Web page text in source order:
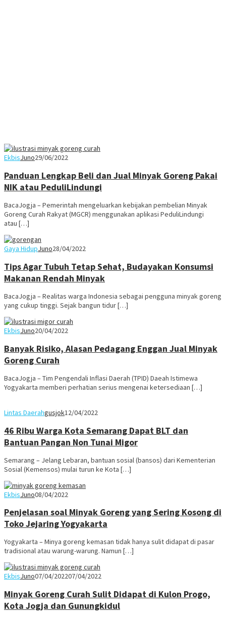
EkbisJuno29/06/2022
Panduan Lengkap Beli dan Jual Minyak Goreng Pakai
NIK atau PeduliLindungi
BacaJogja – Pemerintah mengeluarkan kebijakan pembelian Minyak
Goreng Curah Rakyat (MGCR) menggunakan aplikasi PeduliLindungi
atau […]
Gaya HidupJuno28/04/2022
Tips Agar Tubuh Tetap Sehat, Budayakan Konsumsi
Makanan Rendah Minyak
BacaJogja – Realitas warga Indonesia sebagai pengguna minyak goreng
yang cukup tinggi. Sejak bangun tidur […]
EkbisJuno20/04/2022
Banyak Risiko, Alasan Pedagang Enggan Jual Minyak
Goreng Curah
BacaJogja – Tim Pengendali Inflasi Daerah (TPID) Daeah Istimewa
Yogyakarta memberi perhatian serius mengenai ketersediaan […]
Lintas Daerahgusjok12/04/2022
46 Ribu Warga Kota Semarang Dapat BLT dan
Bantuan Pangan Non Tunai Migor
Semarang – Jelang Lebaran, bantuan sosial (bansos) dari Kementerian
Sosial (Kemensos) mulai turun ke Kota […]
EkbisJuno08/04/2022
Penjelasan soal Minyak Goreng yang Sering Kosong di
Toko Jejaring Yogyakarta
Yogyakarta – Minya goreng kemasan tidak hanya sulit didapat di pasar
tradisional atau warung-warung. Namun […]
EkbisJuno07/04/202207/04/2022
Minyak Goreng Curah Sulit Didapat di Kulon Progo,
Kota Jogja dan Gunungkidul